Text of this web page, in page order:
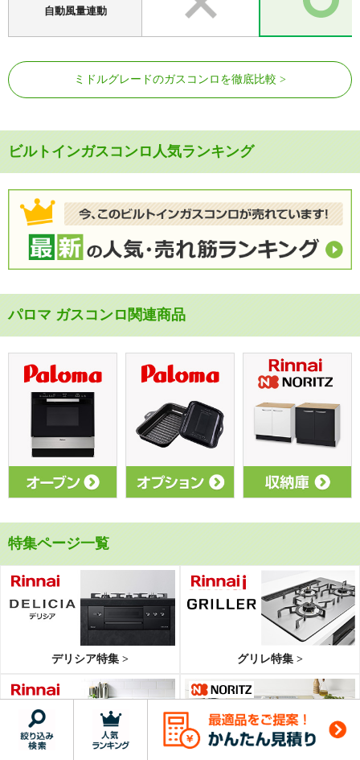
自動風量連動
ミドルグレードのガスコンロを徹底比較
ビルトインガスコンロ人気ランキング
パロマ ガスコンロ関連商品
特集ページ一覧
デリシア特集 > グリレ特集 >